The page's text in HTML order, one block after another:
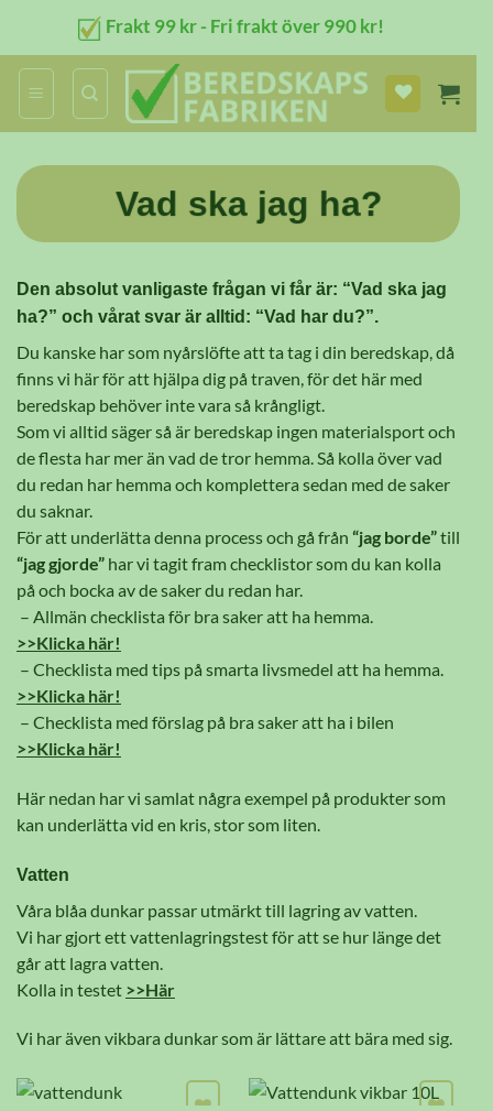
content
Frakt 99 kr - Fri frakt över 990 kr!
Vad ska jag ha?
Den absolut vanligaste frågan vi får är: “Vad ska jag
ha?” och vårat svar är alltid: “Vad har du?”.
Du kanske har som nyårslöfte att ta tag i din beredskap, då
finns vi här för att hjälpa dig på traven, för det här med
beredskap behöver inte vara så krångligt.
Som vi alltid säger så är beredskap ingen materialsport och
de flesta har mer än vad de tror hemma. Så kolla över vad
du redan har hemma och komplettera sedan med de saker
du saknar.
För att underlätta denna process och gå från “jag borde”till
“jag gjorde” har vi tagit fram checklistor som du kan kolla
på och bocka av de saker du redan har.
– Allmän checklista för bra saker att ha hemma.
>>Klicka här!
– Checklista med tips på smarta livsmedel att ha hemma.
>>Klicka här!
– Checklista med förslag på bra saker att ha i bilen
>>Klicka här!
Här nedan har vi samlat några exempel på produkter som
kan underlätta vid en kris, stor som liten.
Vatten
Våra blåa dunkar passar utmärkt till lagring av vatten.
Vi har gjort ett vattenlagringstest för att se hur länge det
går att lagra vatten.
Kolla in testet >>Här
Vi har även vikbara dunkar som är lättare att bära med sig.